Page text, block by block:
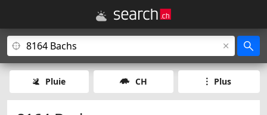
Pluie CH Plus